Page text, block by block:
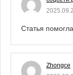
Статья
Zhongce